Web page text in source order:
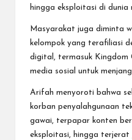
hingga eksploitasi di dunia
Masyarakat juga diminta
kelompok yang terafiliasi
digital, termasuk Kingdom
media sosial untuk
Arifah menyoroti bahwa
korban penyalahgunaan
gawai, terpapar konten
eksploitasi, hingga terjerat